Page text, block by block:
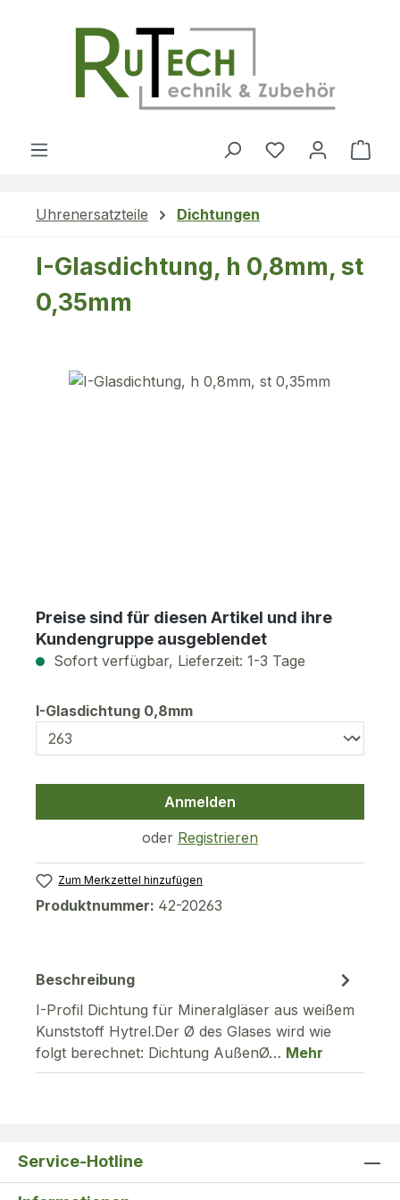
Du hast 0
Uhrenersatzteile Dichtungen
I-Glasdichtung, h 0,8mm, st
0,35mm
Bildergalerie überspringen
Preise sind für diesen Artikel und ihre
Kundengruppe ausgeblendet
Sofort verfügbar, Lieferzeit: 1-3 Tage
I-Glasdichtung 0,8mmauswählen
Anmelden
oder Registrieren
Zum Merkzettel hinzufügen
Produktnummer: 42-20263
Beschreibung
I-Profil Dichtung für Mineralgläser aus weißem
Kunststoff Hytrel.Der Ø des Glases wird wie
folgt berechnet: Dichtung AußenØ… Mehr
Service-Hotline